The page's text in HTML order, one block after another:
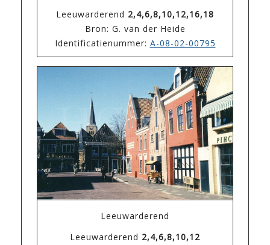
Leeuwarderend 2,4,6,8,10,12,16,18
Bron: G. van der Heide
Identificatienummer: A-08-02-00795
Leeuwarderend
Leeuwarderend 2,4,6,8,10,12